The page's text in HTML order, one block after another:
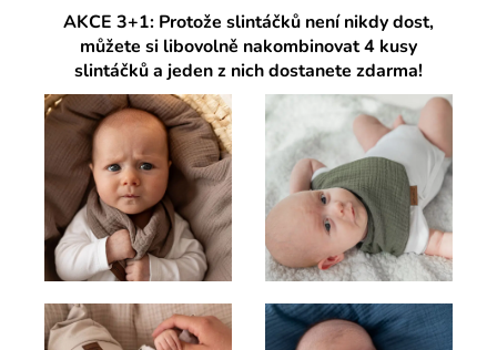
AKCE 3+1: Protože slintáčků není nikdy dost,
můžete si libovolně nakombinovat 4 kusy
slintáčků a jeden z nich dostanete zdarma!